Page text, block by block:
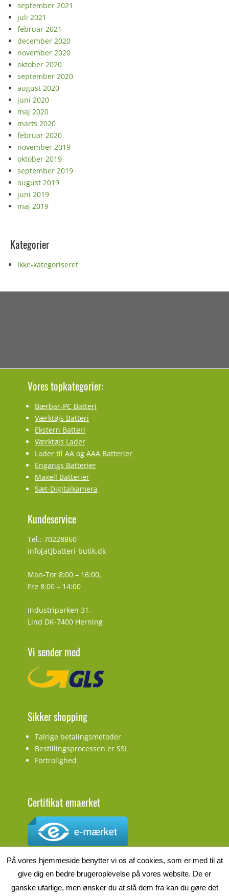
september 2021
juli 2021
februar 2021
december 2020
november 2020
oktober 2020
september 2020
august 2020
juni 2020
maj 2020
marts 2020
februar 2020
november 2019
oktober 2019
september 2019
august 2019
juni 2019
maj 2019
Kategorier
Ikke-kategoriseret
Vores topkategorier:
Bærbar-PC Batteri
Værktøjs Batteri
Ekstern Batteri
Værktøjs Lader
Lader til AA og AAA Batterier
Engangs Batterier
Maxell Batterier
Sæt-Digitalkamera
Kundeservice
Tel.: 70228860
info[at]batteri-butik.dk
Man-Tor 8:00 – 16:00,
Fre 8:00 – 14:00
Industriparken 31,
Lind DK-7400 Herning
Vi sender med
Sikker shopping
Talrige betalingsmetoder
Bestillingsprocessen er SSL
Fortrolighed
Certifikat emaerket
CVR.nr.: DK27927548
På vores hjemmeside benytter vi os af cookies, som er med til at
give dig en bedre brugeroplevelse på vores website. De er
ganske ufarlige, men ønsker du at slå dem fra kan du gøre det